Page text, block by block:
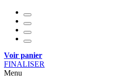
Voir panier
FINALISER
Menu